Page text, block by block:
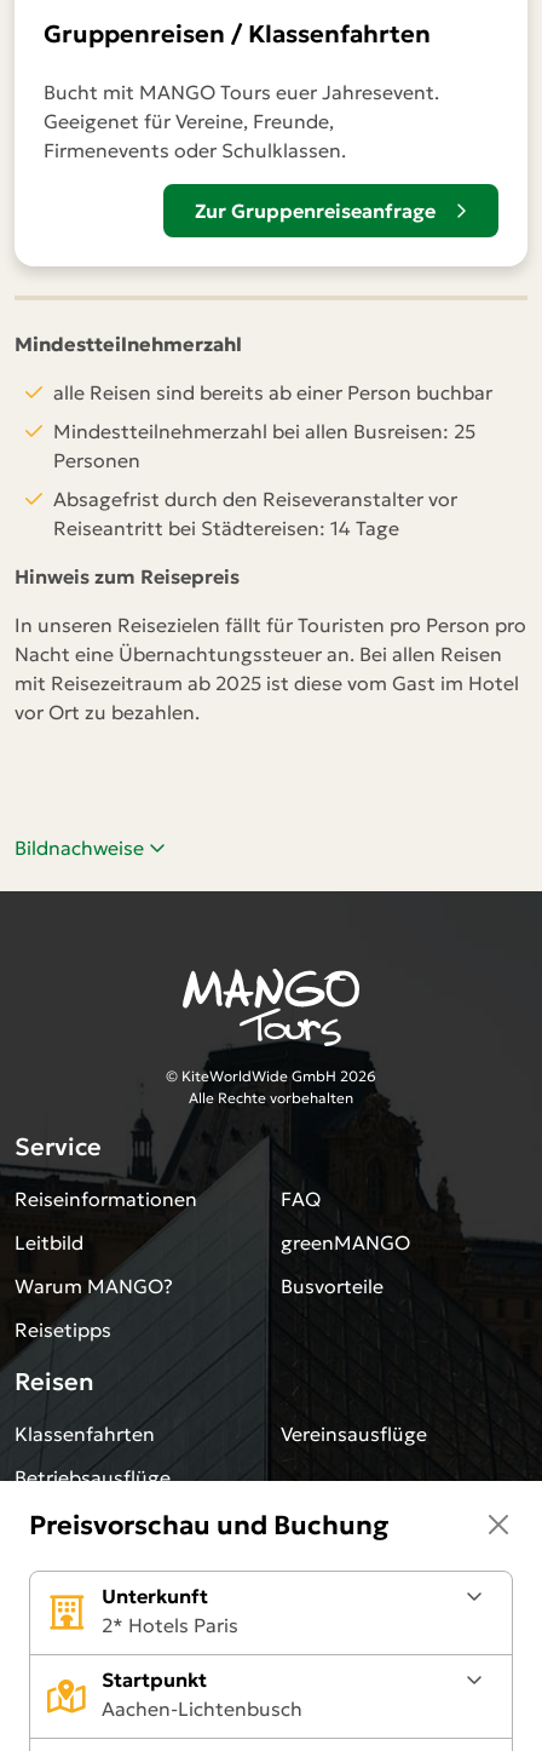
Gruppenreisen / Klassenfahrten
Bucht mit MANGO Tours euer Jahresevent.
Geeigenet für Vereine, Freunde,
Firmenevents oder Schulklassen.
Zur Gruppenreiseanfrage
Mindestteilnehmerzahl
alle Reisen sind bereits ab einer Person buchbar
Mindestteilnehmerzahl bei allen Busreisen: 25
Personen
Absagefrist durch den Reiseveranstalter vor
Reiseantritt bei Städtereisen: 14 Tage
Hinweis zum Reisepreis
In unseren Reisezielen fällt für Touristen pro Person pro
Nacht eine Übernachtungssteuer an. Bei allen Reisen
mit Reisezeitraum ab 2025 ist diese vom Gast im Hotel
vor Ort zu bezahlen.
Preisvorschau und Buchung
Unterkunft
2* Hotels Paris
Startpunkt
Aachen-Lichtenbusch
Bildnachweise
© KiteWorldWide GmbH 2026
Alle Rechte vorbehalten
Service
Reiseinformationen
Leitbild
Warum MANGO?
Reisetipps
FAQ
greenMANGO
Busvorteile
Reisen
Klassenfahrten
Betriebsausflüge
Vereinsausflüge
Team
Jobs
Sonstiges
Blog
Downloads
Impressum
Datenschutz